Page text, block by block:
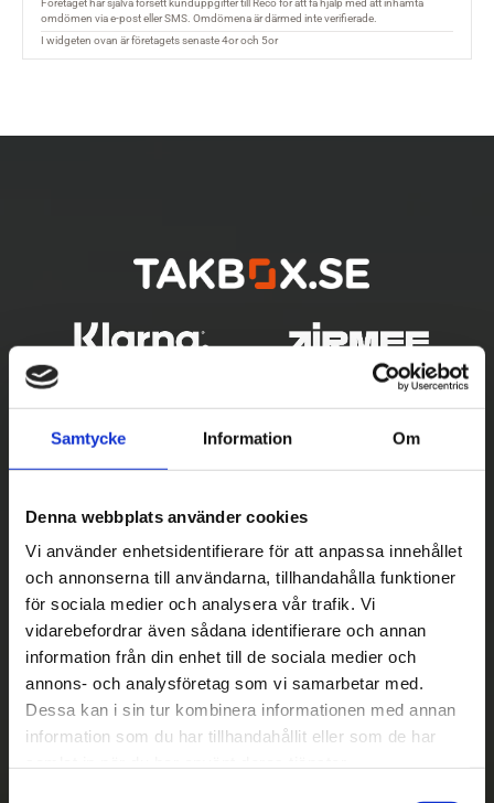
Samtycke Information Om
Denna webbplats använder cookies
Vi använder enhetsidentifierare för att anpassa innehållet
och annonserna till användarna, tillhandahålla funktioner
för sociala medier och analysera vår trafik. Vi
vidarebefordrar även sådana identifierare och annan
information från din enhet till de sociala medier och
annons- och analysföretag som vi samarbetar med.
Dessa kan i sin tur kombinera informationen med annan
information som du har tillhandahållit eller som de har
Betala säkert
|| Välj ||
Snabba leveranser
||
Eller ||
Hämta på lagret med/utan montering